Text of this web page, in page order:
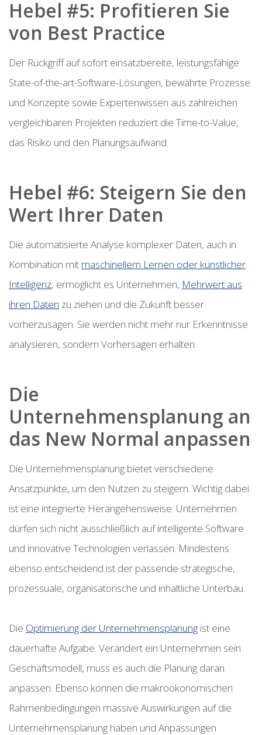
Hebel #5: Profitieren Sie
von Best Practice
Der Rückgriff auf sofort einsatzbereite, leistungsfähige
State-of-the-art-Software-Lösungen, bewährte Prozesse
und Konzepte sowie Expertenwissen aus zahlreichen
vergleichbaren Projekten reduziert die Time-to-Value,
das Risiko und den Planungsaufwand.
Hebel #6: Steigern Sie den
Wert Ihrer Daten
Die automatisierte Analyse komplexer Daten, auch in
Kombination mit maschinellem Lernen oder künstlicher
Intelligenz, ermöglicht es Unternehmen, Mehrwert aus
ihren Daten zu ziehen und die Zukunft besser
vorherzusagen. Sie werden nicht mehr nur Erkenntnisse
analysieren, sondern Vorhersagen erhalten.
Die
Unternehmensplanung an
das New Normal anpassen
Die Unternehmensplanung bietet verschiedene
Ansatzpunkte, um den Nutzen zu steigern. Wichtig dabei
ist eine integrierte Herangehensweise: Unternehmen
dürfen sich nicht ausschließlich auf intelligente Software
und innovative Technologien verlassen. Mindestens
ebenso entscheidend ist der passende strategische,
prozessuale, organisatorische und inhaltliche Unterbau.
Die Optimierung der Unternehmensplanung ist eine
dauerhafte Aufgabe. Verändert ein Unternehmen sein
Geschäftsmodell, muss es auch die Planung daran
anpassen. Ebenso können die makroökonomischen
Rahmenbedingungen massive Auswirkungen auf die
Unternehmensplanung haben und Anpassungen